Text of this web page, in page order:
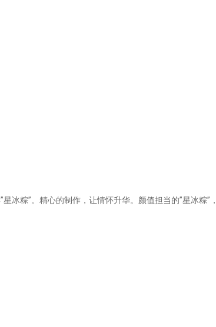
冰粽”。精心的制作，让情怀升华。颜值担当的”星冰粽”